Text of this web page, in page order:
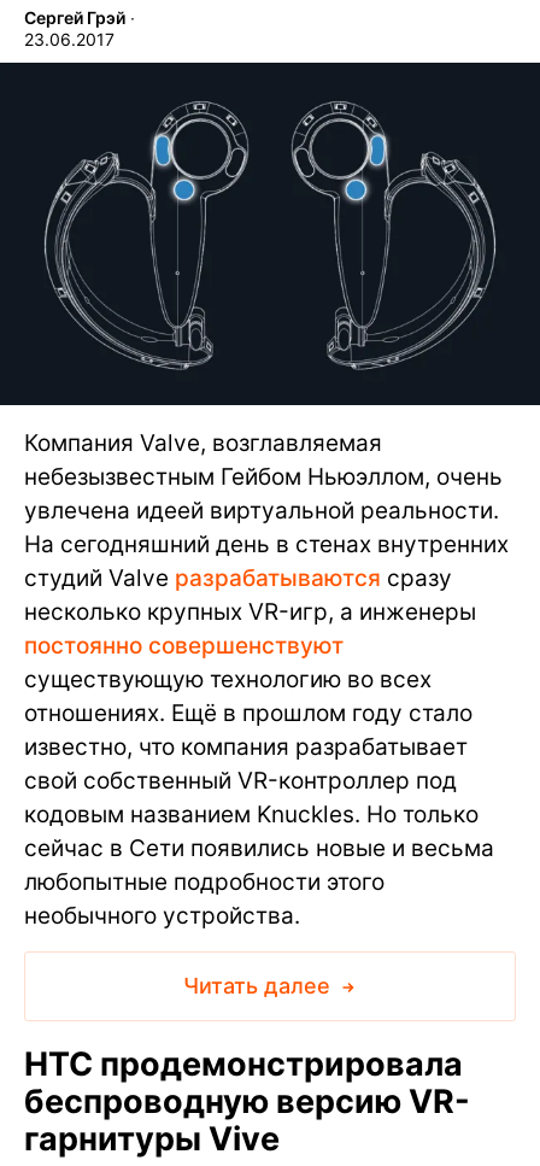
Сергей Грэй ∙
23.06.2017
Компания Valve, возглавляемая
небезызвестным Гейбом Ньюэллом, очень
увлечена идеей виртуальной реальности.
На сегодняшний день в стенах внутренних
студий Valve разрабатываются сразу
несколько крупных VR-игр, а инженеры
постоянно совершенствуют
существующую технологию во всех
отношениях. Ещё в прошлом году стало
известно, что компания разрабатывает
свой собственный VR-контроллер под
кодовым названием Knuckles. Но только
сейчас в Сети появились новые и весьма
любопытные подробности этого
необычного устройства.
Читать далее
HTC продемонстрировала
беспроводную версию VR-
гарнитуры Vive